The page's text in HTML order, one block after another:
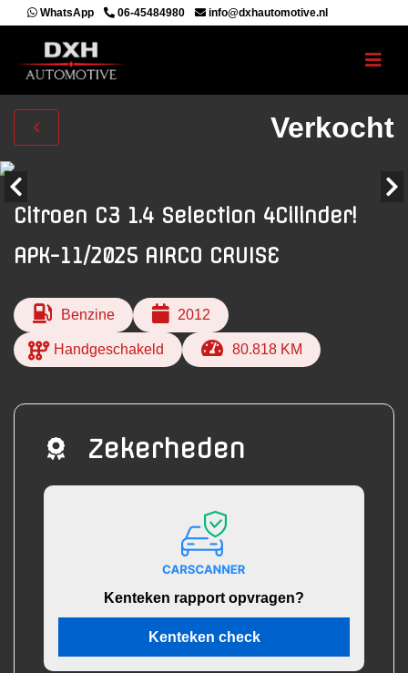
WhatsApp 06-45484980 info@dxhautomotive.nl
Verkocht
Citroen C3 1.4 Selection 4Cilinder!
APK-11/2025 AIRCO CRUISE
Benzine 2012
Handgeschakeld 80.818 KM
Zekerheden
Kenteken rapport opvragen?
Kenteken check